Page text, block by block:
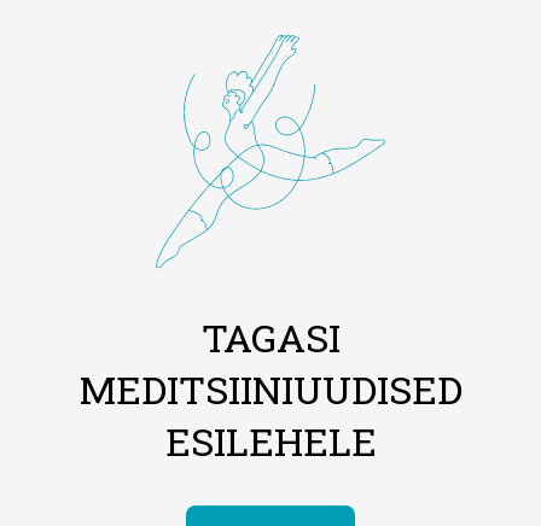
TAGASI
MEDITSIINIUUDISED
ESILEHELE